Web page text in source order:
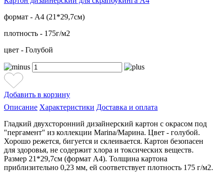
формат - А4 (21*29,7см)
плотность - 175г/м2
цвет - Голубой
Добавить в корзину
Описание Характеристики Доставка и оплата
Гладкий двухсторонний дизайнерский картон с окрасом под
"пергамент" из коллекции Marina/Марина. Цвет - голубой.
Хорошо режется, бигуется и склеивается. Картон безопасен
для здоровья, не содержит хлора и токсических веществ.
Размер 21*29,7см (формат А4). Толщина картона
приблизительно 0,23 мм, ей соответствует плотность 175 г/м2.